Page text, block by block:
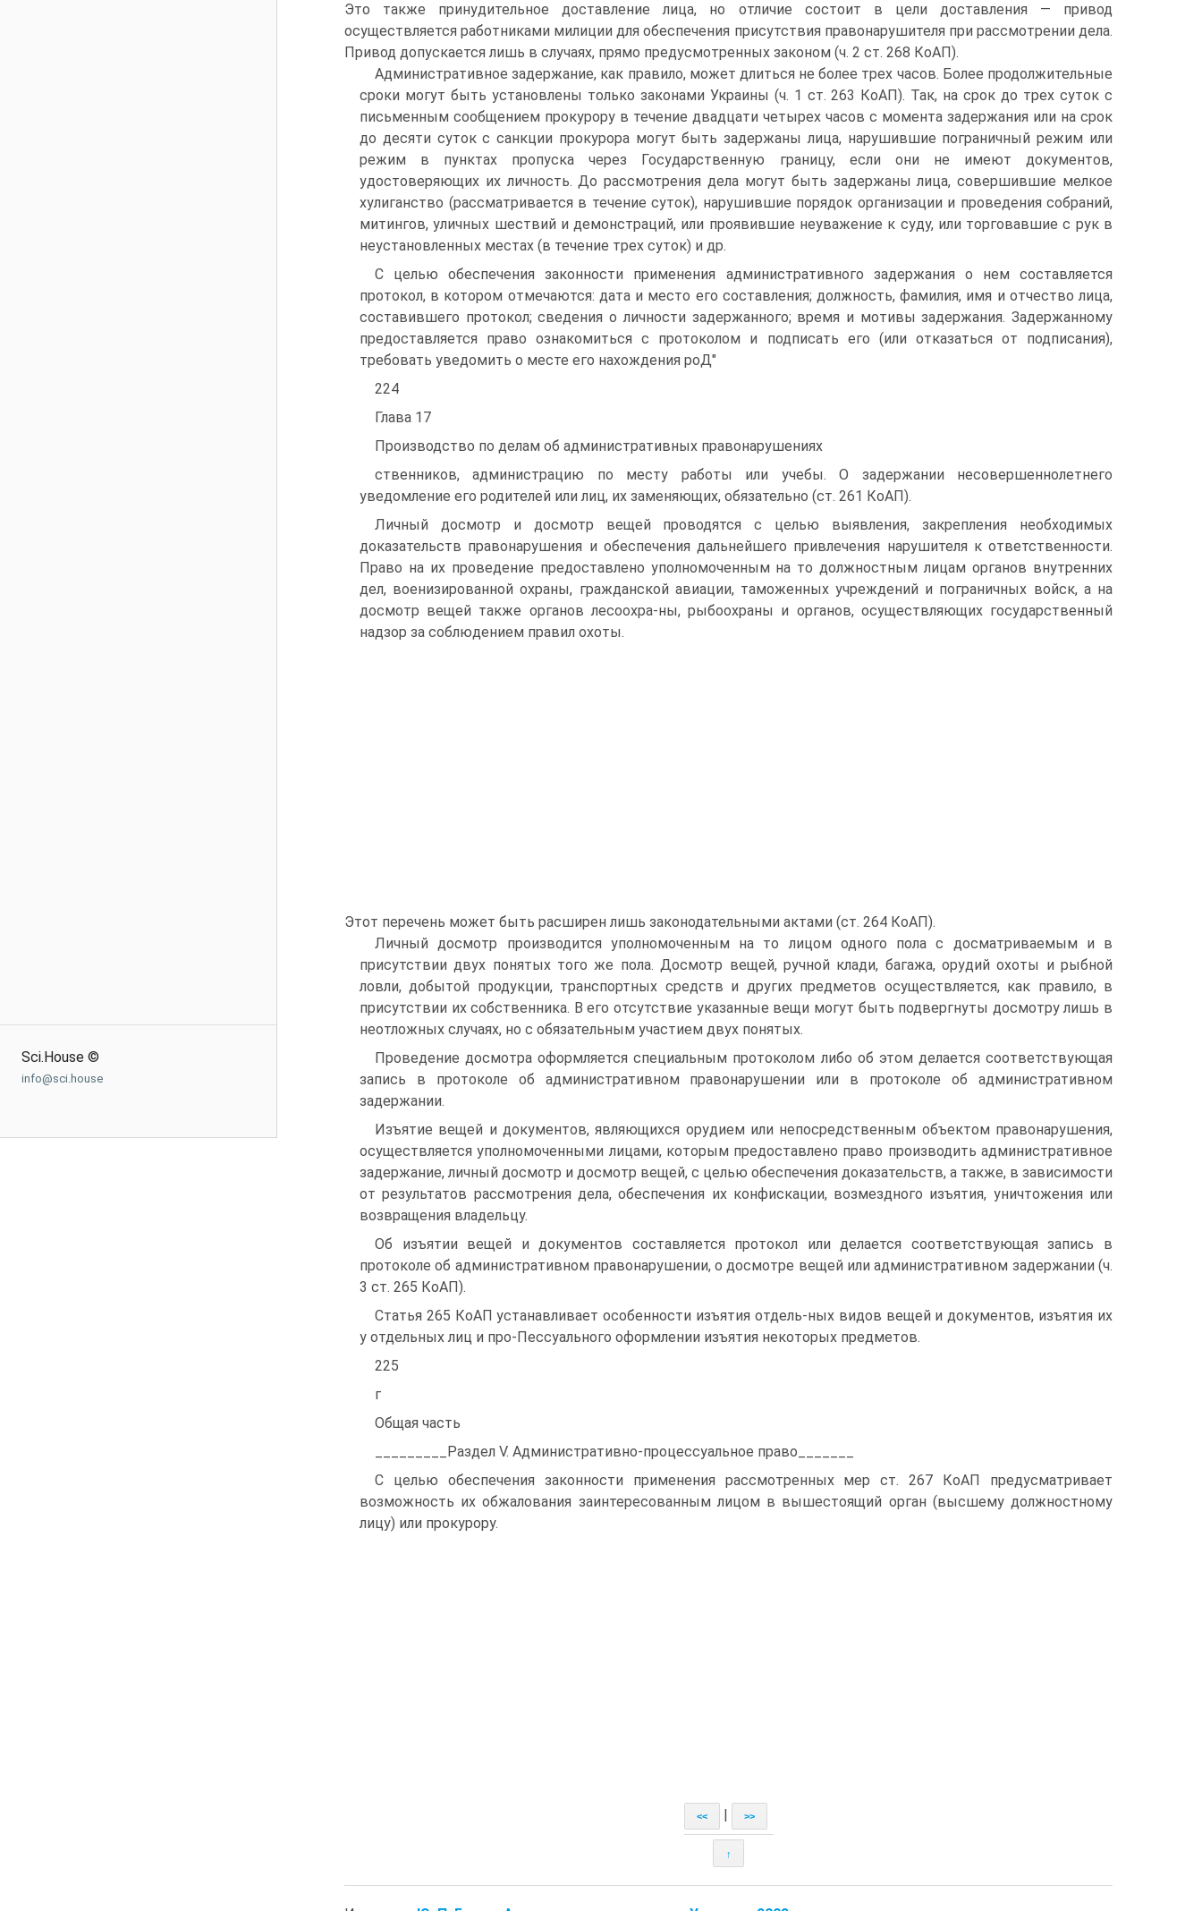
Sci.House ©
info@sci.house
Это также принудительное доставление лица, но отличие состоит в цели доставления — привод
осуществляется работниками милиции для обеспечения присутствия правонарушителя при рассмотрении дела.
Привод допускается лишь в случаях, прямо предусмотренных законом (ч. 2 ст. 268 КоАП).
Административное задержание, как правило, может длиться не более трех часов. Более продолжительные
сроки могут быть установлены только законами Украины (ч. 1 ст. 263 КоАП). Так, на срок до трех суток с
письменным сообщением прокурору в течение двадцати четырех часов с момента задержания или на срок
до десяти суток с санкции прокурора могут быть задержаны лица, нарушившие пограничный режим или
режим в пунктах пропуска через Государственную границу, если они не имеют документов,
удостоверяющих их личность. До рассмотрения дела могут быть задержаны лица, совершившие мелкое
хулиганство (рассматривается в течение суток), нарушившие порядок организации и проведения собраний,
митингов, уличных шествий и демонстраций, или проявившие неуважение к суду, или торговавшие с рук в
неустановленных местах (в течение трех суток) и др.
С целью обеспечения законности применения административного задержания о нем составляется
протокол, в котором отмечаются: дата и место его составления; должность, фамилия, имя и отчество лица,
составившего протокол; сведения о личности задержанного; время и мотивы задержания. Задержанному
предоставляется право ознакомиться с протоколом и подписать его (или отказаться от подписания),
требовать уведомить о месте его нахождения роД"
224
Глава 17
Производство по делам об административных правонарушениях
ственников, администрацию по месту работы или учебы. О задержании несовершеннолетнего
уведомление его родителей или лиц, их заменяющих, обязательно (ст. 261 КоАП).
Личный досмотр и досмотр вещей проводятся с целью выявления, закрепления необходимых
доказательств правонарушения и обеспечения дальнейшего привлечения нарушителя к ответственности.
Право на их проведение предоставлено уполномоченным на то должностным лицам органов внутренних
дел, военизированной охраны, гражданской авиации, таможенных учреждений и пограничных войск, а на
досмотр вещей также органов лесоохра-ны, рыбоохраны и органов, осуществляющих государственный
надзор за соблюдением правил охоты.
Этот перечень может быть расширен лишь законодательными актами (ст. 264 КоАП).
Личный досмотр производится уполномоченным на то лицом одного пола с досматриваемым и в
присутствии двух понятых того же пола. Досмотр вещей, ручной клади, багажа, орудий охоты и рыбной
ловли, добытой продукции, транспортных средств и других предметов осуществляется, как правило, в
присутствии их собственника. В его отсутствие указанные вещи могут быть подвергнуты досмотру лишь в
неотложных случаях, но с обязательным участием двух понятых.
Проведение досмотра оформляется специальным протоколом либо об этом делается соответствующая
запись в протоколе об административном правонарушении или в протоколе об административном
задержании.
Изъятие вещей и документов, являющихся орудием или непосредственным объектом правонарушения,
осуществляется уполномоченными лицами, которым предоставлено право производить административное
задержание, личный досмотр и досмотр вещей, с целью обеспечения доказательств, а также, в зависимости
от результатов рассмотрения дела, обеспечения их конфискации, возмездного изъятия, уничтожения или
возвращения владельцу.
Об изъятии вещей и документов составляется протокол или делается соответствующая запись в
протоколе об административном правонарушении, о досмотре вещей или административном задержании (ч.
3 ст. 265 КоАП).
Статья 265 КоАП устанавливает особенности изъятия отдель-ных видов вещей и документов, изъятия их
у отдельных лиц и про-Пессуального оформлении изъятия некоторых предметов.
225
г
Общая часть
_________Раздел V. Административно-процессуальное право_______
С целью обеспечения законности применения рассмотренных мер ст. 267 КоАП предусматривает
возможность их обжалования заинтересованным лицом в вышестоящий орган (высшему должностному
лицу) или прокурору.
<< >>
↑